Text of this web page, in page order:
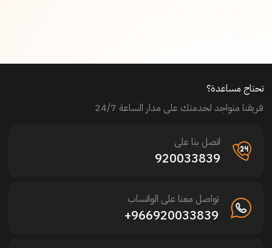
تحتاج مساعدة؟
فريقنا متواجد لخدمتك على مدار الساعة 24/7
اتصل بنا على
920033839
تواصل معنا على الواتساب
966920033839+